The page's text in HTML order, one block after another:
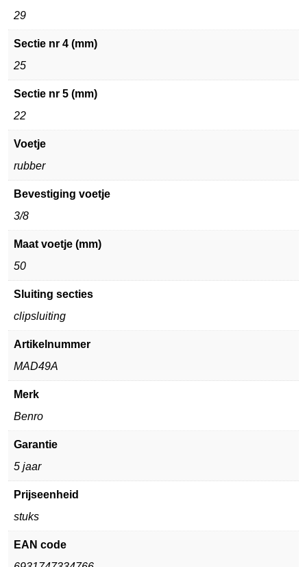
29
Sectie nr 4 (mm)
25
Sectie nr 5 (mm)
22
Voetje
rubber
Bevestiging voetje
3/8
Maat voetje (mm)
50
Sluiting secties
clipsluiting
Artikelnummer
MAD49A
Merk
Benro
Garantie
5 jaar
Prijseenheid
stuks
EAN code